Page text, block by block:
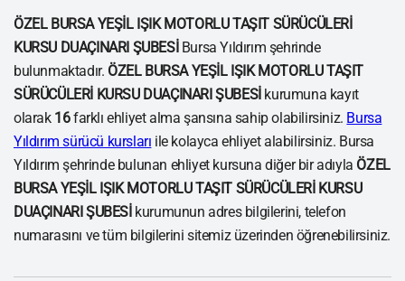
ÖZEL BURSA YEŞİL IŞIK MOTORLU TAŞIT SÜRÜCÜLERİ
KURSU DUAÇINARI ŞUBESİ Bursa Yıldırım şehrinde
bulunmaktadır. ÖZEL BURSA YEŞİL IŞIK MOTORLU TAŞIT
SÜRÜCÜLERİ KURSU DUAÇINARI ŞUBESİ kurumuna kayıt
olarak 16farklı ehliyet alma şansına sahip olabilirsiniz. Bursa
Yıldırım sürücü kursları ile kolayca ehliyet alabilirsiniz. Bursa
Yıldırım şehrinde bulunan ehliyet kursuna diğer bir adıyla ÖZEL
BURSA YEŞİL IŞIK MOTORLU TAŞIT SÜRÜCÜLERİ KURSU
DUAÇINARI ŞUBESİ kurumunun adres bilgilerini, telefon
numarasını ve tüm bilgilerini sitemiz üzerinden öğrenebilirsiniz.